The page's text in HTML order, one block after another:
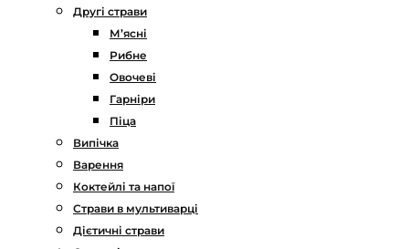
Другі страви
М’ясні
Рибне
Овочеві
Гарніри
Піца
Випічка
Варення
Коктейлі та напої
Страви в мультиварці
Дієтичні страви